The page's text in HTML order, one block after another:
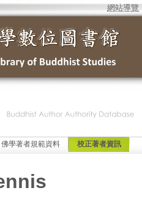
網站導覽
佛學著者規範資料 校正著者資訊